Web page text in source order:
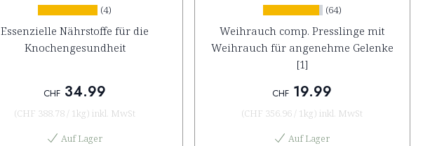
(4)
Essenzielle Nährstoffe für die
Knochengesundheit
CHF 34.99
(CHF 388.78 / 1kg) inkl. MwSt
Auf Lager
(64)
Weihrauch comp. Presslinge mit
Weihrauch für angenehme Gelenke
[1]
CHF 19.99
(CHF 356.96 / 1kg) inkl. MwSt
Auf Lager